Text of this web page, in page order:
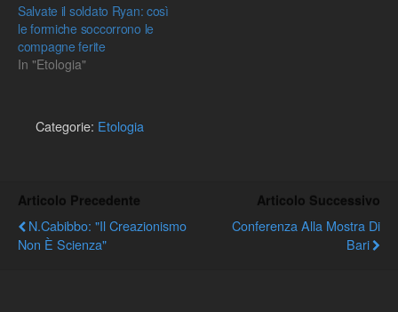
Salvate il soldato Ryan: così
le formiche soccorrono le
compagne ferite
In "Etologia"
Categorie: Etologia
Articolo Precedente
N.Cabibbo: "Il Creazionismo
Non È Scienza"
Articolo Successivo
Conferenza Alla Mostra Di
Bari